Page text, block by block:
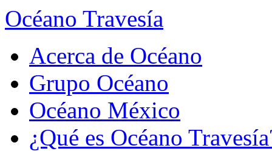
Océano Travesía
Acerca de Océano
Grupo Océano
Océano México
¿Qué es Océano